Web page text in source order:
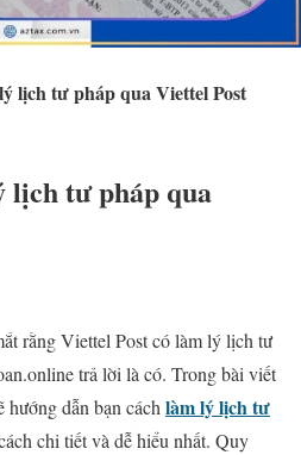
lịch tư pháp qua Viettel Post
lịch tư pháp qua
rằng Viettel Post có làm lý lịch tư
trả lời là có. Trong bài viết
hướng dẫn bạn cách làm lý lịch tư
chi tiết và dễ hiểu nhất. Quy